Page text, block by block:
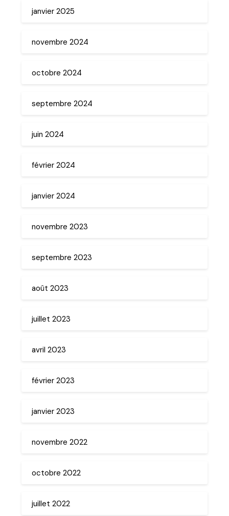
janvier 2025
novembre 2024
octobre 2024
septembre 2024
juin 2024
février 2024
janvier 2024
novembre 2023
septembre 2023
août 2023
juillet 2023
avril 2023
février 2023
janvier 2023
novembre 2022
octobre 2022
juillet 2022